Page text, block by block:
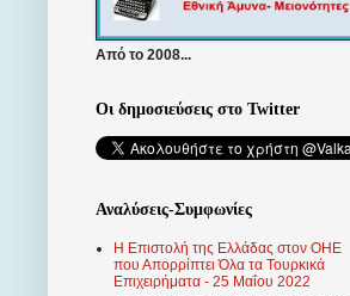
Από το 2008...
Οι δημοσιεύσεις στο Twitter
Αναλύσεις-Συμφωνίες
Η Επιστολή της Ελλάδας στον ΟΗΕ
που Απορρίπτει Όλα τα Τουρκικά
Επιχειρήματα - 25 Μαΐου 2022